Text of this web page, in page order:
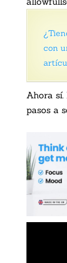
con
Ahora sí.
pasos a